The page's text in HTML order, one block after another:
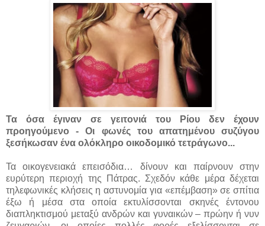
Τα όσα έγιναν σε γειτονιά του Ρίου δεν έχουν
προηγούμενο - Οι φωνές του απατημένου συζύγου
ξεσήκωσαν ένα ολόκληρο οικοδομικό τετράγωνο...
Τα οικογενειακά επεισόδια… δίνουν και παίρνουν στην
ευρύτερη περιοχή της Πάτρας. Σχεδόν κάθε μέρα δέχεται
τηλεφωνικές κλήσεις η αστυνομία για «επέμβαση» σε σπίτια
έξω ή μέσα στα οποία εκτυλίσσονται σκηνές έντονου
διαπληκτισμού μεταξύ ανδρών και γυναικών – πρώην ή νυν